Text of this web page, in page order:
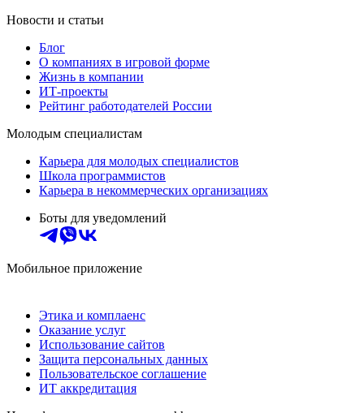
Новости и статьи
Блог
О компаниях в игровой форме
Жизнь в компании
ИТ-проекты
Рейтинг работодателей России
Молодым специалистам
Карьера для молодых специалистов
Школа программистов
Карьера в некоммерческих организациях
Боты для уведомлений
Мобильное приложение
Этика и комплаенс
Оказание услуг
Использование сайтов
Защита персональных данных
Пользовательское соглашение
ИТ аккредитация